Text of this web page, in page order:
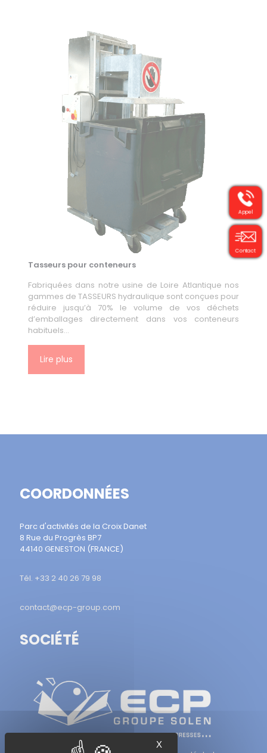
Tasseurs pour conteneurs
Fabriquées dans notre usine de Loire Atlantique nos
gammes de TASSEURS hydraulique sont conçues pour
réduire jusqu’à 70% le volume de vos déchets
d’emballages directement dans vos conteneurs
habituels…
Lire plus
COORDONNÉES
Parc d'activités de la Croix Danet
8 Rue du Progrès BP7
44140 GENESTON (FRANCE)
Tél. +33 2 40 26 79 98
contact@ecp-group.com
SOCIÉTÉ
Appel
Contact
X